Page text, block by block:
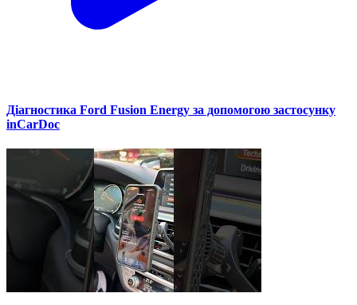
Діагностика Ford Fusion Energy за допомогою застосунку
inCarDoc